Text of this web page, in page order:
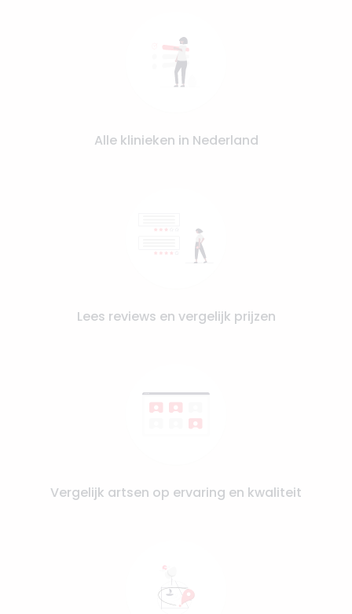
Alle klinieken in Nederland
Lees reviews en vergelijk prijzen
Vergelijk artsen op ervaring en kwaliteit